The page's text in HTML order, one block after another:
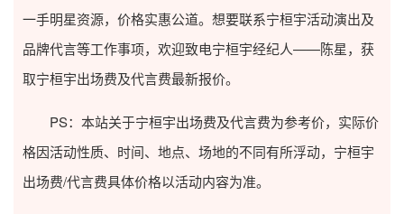
一手明星资源，价格实惠公道。想要联系宁桓宇活动演出及
品牌代言等工作事项，欢迎致电宁桓宇经纪人——陈星，获
取宁桓宇出场费及代言费最新报价。
PS：本站关于宁桓宇出场费及代言费为参考价，实际价
格因活动性质、时间、地点、场地的不同有所浮动，宁桓宇
出场费/代言费具体价格以活动内容为准。